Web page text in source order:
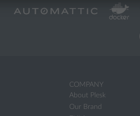
COMPANY
About Plesk
Our Brand